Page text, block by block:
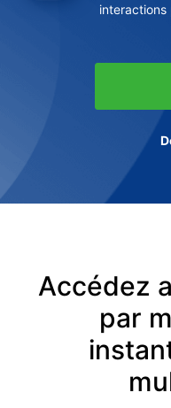
interactions
Accédez
par